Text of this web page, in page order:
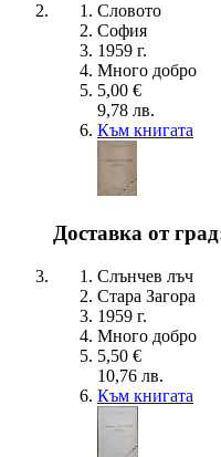
Словото
София
1959 г.
Много добро
5,00 €
9,78 лв.
Към книгата
Доставка от
Слънчев лъч
Стара Загора
1959 г.
Много добро
5,50 €
10,76 лв.
Към книгата